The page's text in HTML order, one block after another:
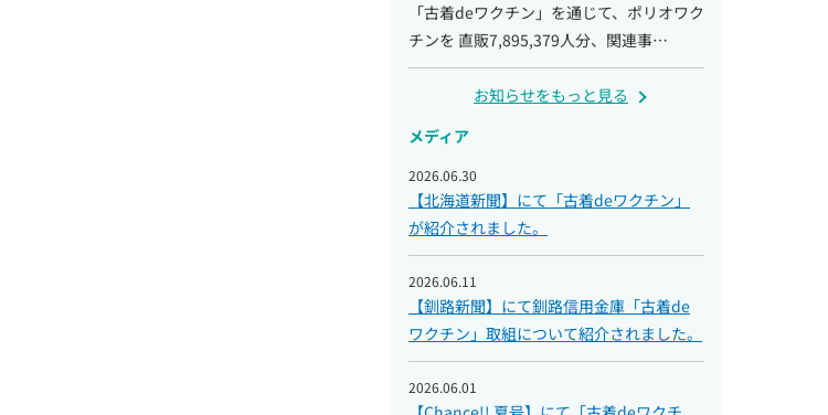
「古着deワクチン」を通じて、ポリオワク
チンを 直販7,895,379人分、関連事…
お知らせをもっと見る
メディア
2026.06.30
【北海道新聞】にて「古着deワクチン」
が紹介されました。
2026.06.11
【釧路新聞】にて釧路信用金庫「古着de
ワクチン」取組について紹介されました。
2026.06.01